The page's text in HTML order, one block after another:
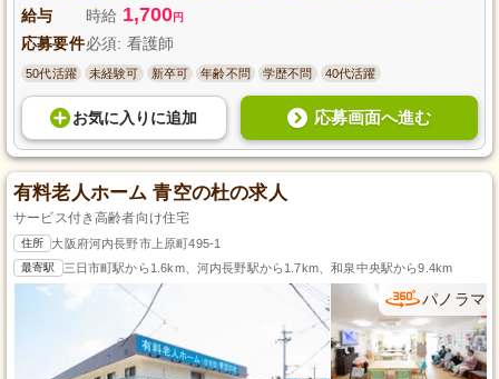
給与 時給 1,700円
応募要件必須: 看護師
50代活躍 未経験可 新卒可 年齢不問 学歴不問 40代活躍
お気に入り に追加 応募画面へ進む
有料老人ホーム 青空の杜の求人
サービス付き高齢者向け住宅
住所 大阪府河内長野市上原町495-1
最寄駅 三日市町駅から1.6km、河内長野駅から1.7km、和泉中央駅から9.4km
パノラマ